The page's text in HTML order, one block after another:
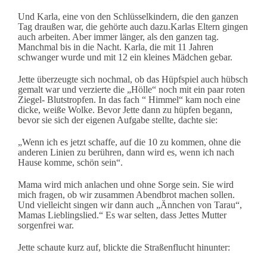
Und Karla, eine von den Schlüsselkindern, die den ganzen
Tag draußen war, die gehörte auch dazu.Karlas Eltern gingen
auch arbeiten. Aber immer länger, als den ganzen tag.
Manchmal bis in die Nacht. Karla, die mit 11 Jahren
schwanger wurde und mit 12 ein kleines Mädchen gebar.
Jette überzeugte sich nochmal, ob das Hüpfspiel auch hübsch
gemalt war und verzierte die „Hölle“ noch mit ein paar roten
Ziegel- Blutstropfen. In das fach “ Himmel“ kam noch eine
dicke, weiße Wolke. Bevor Jette dann zu hüpfen begann,
bevor sie sich der eigenen Aufgabe stellte, dachte sie:
„Wenn ich es jetzt schaffe, auf die 10 zu kommen, ohne die
anderen Linien zu berühren, dann wird es, wenn ich nach
Hause komme, schön sein“.
Mama wird mich anlachen und ohne Sorge sein. Sie wird
mich fragen, ob wir zusammen Abendbrot machen sollen.
Und vielleicht singen wir dann auch „Ännchen von Tarau“,
Mamas Lieblingslied.“ Es war selten, dass Jettes Mutter
sorgenfrei war.
Jette schaute kurz auf, blickte die Straßenflucht hinunter: